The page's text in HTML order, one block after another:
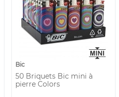
Bic
50 Briquets Bic mini à
pierre Colors